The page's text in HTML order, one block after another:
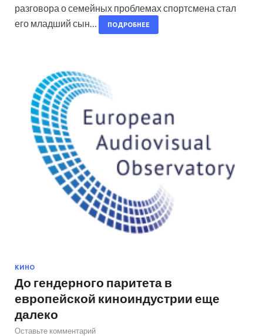
разговора о семейных проблемах спортсмена стал
его младший сын…
ПОДРОБНЕЕ
КИНО
До гендерного паритета в
европейской киноиндустрии еще
далеко
Оставьте комментарий